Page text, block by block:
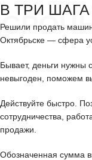
В ТРИ ШАГА
Решили продать
Октябрьске — сфера
Бывает, деньги нужны
невыгоден, поможем
Действуйте быстро.
сотрудничества,
продажи.
Обозначенная сумма